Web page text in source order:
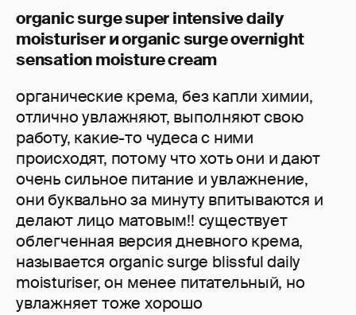
organic surge super intensive daily
moisturiser и organic surge overnight
sensation moisture cream
органические крема, без капли химии,
отлично увлажняют, выполняют свою
работу, какие-то чудеса с ними
происходят, потому что хоть они и дают
очень сильное питание и увлажнение,
они буквально за минуту впитываются и
делают лицо матовым!! существует
облегченная версия дневного крема,
называется organic surge blissful daily
moisturiser, он менее питательный, но
увлажняет тоже хорошо